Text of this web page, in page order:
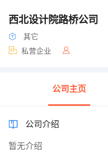
西北设计院路桥公司
其它
私营企业
公司主页
公司介绍
暂无介绍